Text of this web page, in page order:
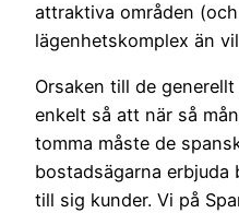
attraktiva områden
lägenhetskomplex än
Orsaken till de
enkelt så att när så
tomma måste de
bostadsägarna
till sig kunder. Vi på